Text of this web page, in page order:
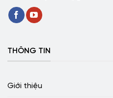
THÔNG TIN
Giới thiệu